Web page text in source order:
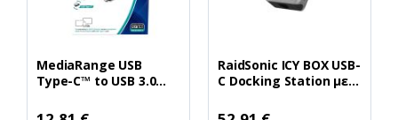
MediaRange USB
Type-C™ to USB 3.0
black (MRCS508)
Ειδική
RaidSonic ICY BOX USB-
C Docking Station με
και σύνδεση 2
Ειδική